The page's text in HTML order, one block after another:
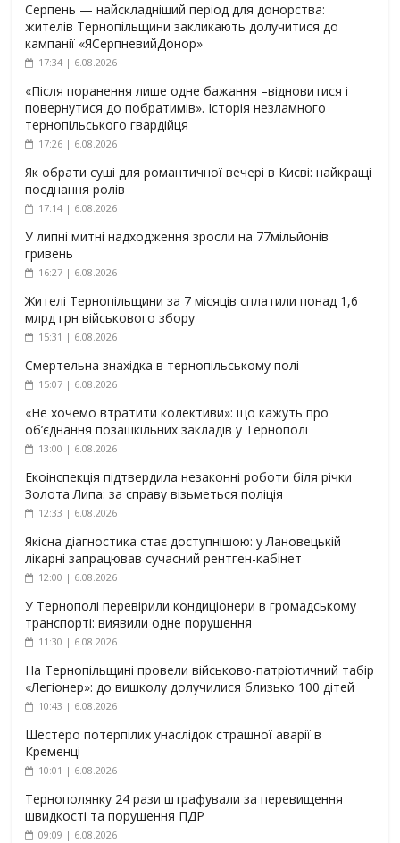
Серпень — найскладніший період для донорства:
жителів Тернопільщини закликають долучитися до
кампанії «ЯСерпневийДонор»
17:34 | 6.08.2026
«Після поранення лише одне бажання –відновитися і
повернутися до побратимів». Історія незламного
тернопільського гвардійця
17:26 | 6.08.2026
Як обрати суші для романтичної вечері в Києві: найкращі
поєднання ролів
17:14 | 6.08.2026
У липні митні надходження зросли на 77мільйонів
гривень
16:27 | 6.08.2026
Жителі Тернопільщини за 7 місяців сплатили понад 1,6
млрд грн військового збору
15:31 | 6.08.2026
Смертельна знахідка в тернопільському полі
15:07 | 6.08.2026
«Не хочемо втратити колективи»: що кажуть про
об’єднання позашкільних закладів у Тернополі
13:00 | 6.08.2026
Екоінспекція підтвердила незаконні роботи біля річки
Золота Липа: за справу візьметься поліція
12:33 | 6.08.2026
Якісна діагностика стає доступнішою: у Лановецькій
лікарні запрацював сучасний рентген-кабінет
12:00 | 6.08.2026
У Тернополі перевірили кондиціонери в громадському
транспорті: виявили одне порушення
11:30 | 6.08.2026
На Тернопільщині провели військово-патріотичний табір
«Легіонер»: до вишколу долучилися близько 100 дітей
10:43 | 6.08.2026
Шестеро потерпілих унаслідок страшної аварії в
Кременці
10:01 | 6.08.2026
Тернополянку 24 рази штрафували за перевищення
швидкості та порушення ПДР
09:09 | 6.08.2026